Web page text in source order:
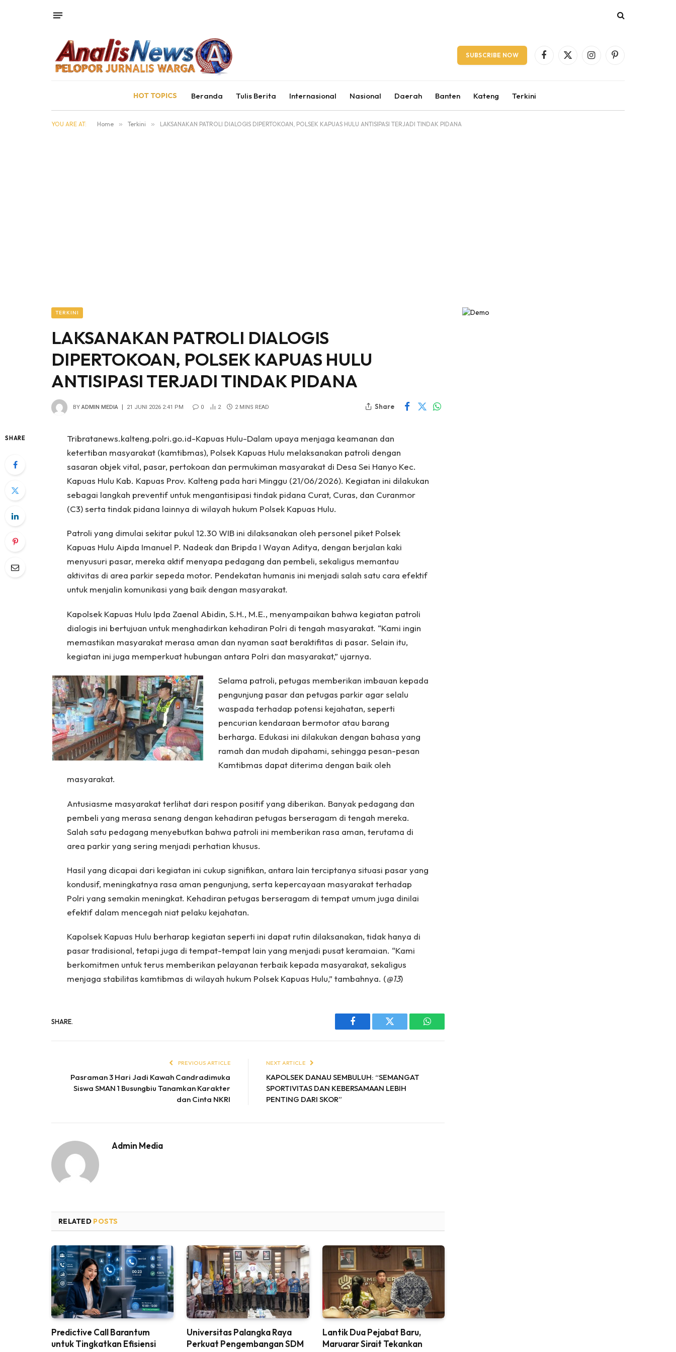
SUBSCRIBE NOW Facebook
X
InstagramPinterest
HOT TOPICS Beranda Tulis Berita Internasional Nasional Daerah Banten Kateng Terkini
YOU ARE AT: Home » Terkini » LAKSANAKAN PATROLI DIALOGIS DIPERTOKOAN, POLSEK KAPUAS HULU ANTISIPASI TERJADI TINDAK PIDANA
TERKINI
LAKSANAKAN PATROLI DIALOGIS
DIPERTOKOAN, POLSEK KAPUAS HULU
ANTISIPASI TERJADI TINDAK PIDANA
BY ADMIN MEDIA 21 JUNI 2026 2:41 PM 0 2 2 MINS READ Share
SHARE
Tribratanews.kalteng.polri.go.id-Kapuas Hulu-Dalam upaya menjaga keamanan dan
ketertiban masyarakat (kamtibmas), Polsek Kapuas Hulu melaksanakan patroli dengan
sasaran objek vital, pasar, pertokoan dan permukiman masyarakat di Desa Sei Hanyo Kec.
Kapuas Hulu Kab. Kapuas Prov. Kalteng pada hari Minggu (21/06/2026). Kegiatan ini dilakukan
sebagai langkah preventif untuk mengantisipasi tindak pidana Curat, Curas, dan Curanmor
(C3) serta tindak pidana lainnya di wilayah hukum Polsek Kapuas Hulu.
Patroli yang dimulai sekitar pukul 12.30 WIB ini dilaksanakan oleh personel piket Polsek
Kapuas Hulu Aipda Imanuel P. Nadeak dan Bripda I Wayan Aditya, dengan berjalan kaki
menyusuri pasar, mereka aktif menyapa pedagang dan pembeli, sekaligus memantau
aktivitas di area parkir sepeda motor. Pendekatan humanis ini menjadi salah satu cara efektif
untuk menjalin komunikasi yang baik dengan masyarakat.
Kapolsek Kapuas Hulu Ipda Zaenal Abidin, S.H., M.E., menyampaikan bahwa kegiatan patroli
dialogis ini bertujuan untuk menghadirkan kehadiran Polri di tengah masyarakat. “Kami ingin
memastikan masyarakat merasa aman dan nyaman saat beraktifitas di pasar. Selain itu,
kegiatan ini juga memperkuat hubungan antara Polri dan masyarakat,” ujarnya.
Selama patroli, petugas memberikan imbauan kepada
pengunjung pasar dan petugas parkir agar selalu
waspada terhadap potensi kejahatan, seperti
pencurian kendaraan bermotor atau barang
berharga. Edukasi ini dilakukan dengan bahasa yang
ramah dan mudah dipahami, sehingga pesan-pesan
Kamtibmas dapat diterima dengan baik oleh
masyarakat.
Antusiasme masyarakat terlihat dari respon positif yang diberikan. Banyak pedagang dan
pembeli yang merasa senang dengan kehadiran petugas berseragam di tengah mereka.
Salah satu pedagang menyebutkan bahwa patroli ini memberikan rasa aman, terutama di
area parkir yang sering menjadi perhatian khusus.
Hasil yang dicapai dari kegiatan ini cukup signifikan, antara lain terciptanya situasi pasar yang
kondusif, meningkatnya rasa aman pengunjung, serta kepercayaan masyarakat terhadap
Polri yang semakin meningkat. Kehadiran petugas berseragam di tempat umum juga dinilai
efektif dalam mencegah niat pelaku kejahatan.
Kapolsek Kapuas Hulu berharap kegiatan seperti ini dapat rutin dilaksanakan, tidak hanya di
pasar tradisional, tetapi juga di tempat-tempat lain yang menjadi pusat keramaian. “Kami
berkomitmen untuk terus memberikan pelayanan terbaik kepada masyarakat, sekaligus
menjaga stabilitas kamtibmas di wilayah hukum Polsek Kapuas Hulu,” tambahnya. (@13)
SHARE.
Facebook Twitter WhatsApp
PREVIOUS ARTICLE
Pasraman 3 Hari Jadi Kawah Candradimuka
Siswa SMAN 1 Busungbiu Tanamkan Karakter
dan Cinta NKRI
NEXT ARTICLE
KAPOLSEK DANAU SEMBULUH: “SEMANGAT
SPORTIVITAS DAN KEBERSAMAAN LEBIH
PENTING DARI SKOR”
Admin Media
RELATED POSTS
Predictive Call Barantum
untuk Tingkatkan Efisiensi
Universitas Palangka Raya
Perkuat Pengembangan SDM
Lantik Dua Pejabat Baru,
Maruarar Sirait Tekankan